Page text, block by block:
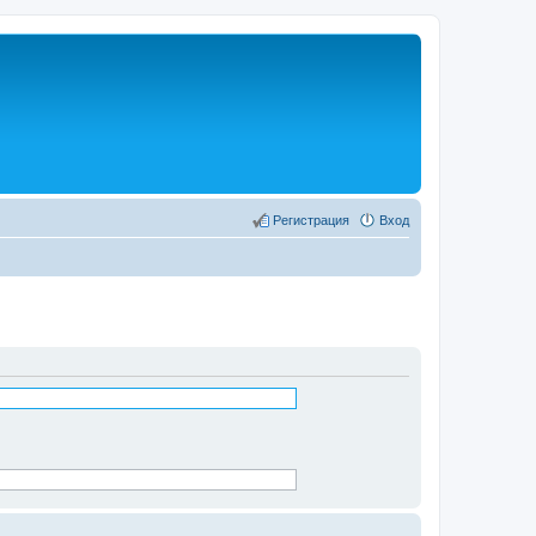
Вход
Регистрация